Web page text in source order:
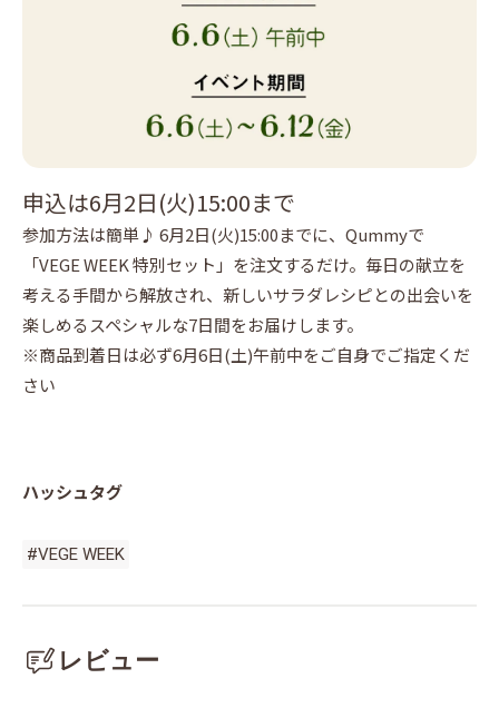
申込は6月2日(火)15:00まで
参加方法は簡単♪ 6月2日(火)15:00までに、Qummyで
「VEGE WEEK 特別セット」を注文するだけ。毎日の献立を
考える手間から解放され、新しいサラダレシピとの出会いを
楽しめるスペシャルな7日間をお届けします。
※商品到着日は必ず6月6日(土)午前中をご自身でご指定くだ
さい
ハッシュタグ
#VEGE WEEK
レビュー